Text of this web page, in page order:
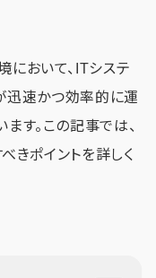
において、ITシステ
迅速かつ効率的に運
す。この記事では、
きポイントを詳しく